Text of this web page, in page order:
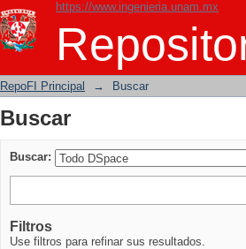
https://www.ingenieria.unam.mx
Buscar
RepoFI Principal → Buscar
Buscar
Buscar:
Filtros
Use filtros para refinar sus resultados.